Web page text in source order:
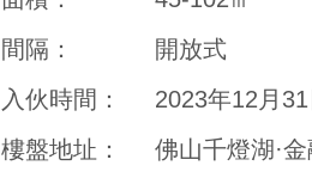
間隔：
開放式
入伙時間：
2023年12月31
樓盤地址：
佛山千燈湖·